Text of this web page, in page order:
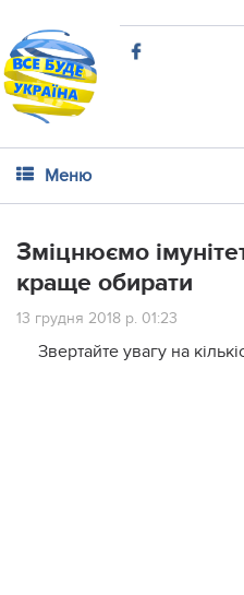
Меню
Зміцнюємо
краще обирати
13 грудня 2018 р. 01:23
Звертайте увагу на